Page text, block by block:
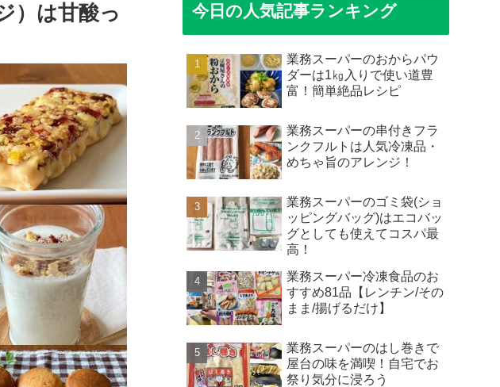
）は甘酸っ
今日の人気記事ランキング
業務スーパーのおからパウ
ダーは1㎏入りで使い道豊
富！簡単絶品レシピ
業務スーパーの串付きフラ
ンクフルトは人気冷凍品・
めちゃ旨のアレンジ！
業務スーパーのゴミ袋(ショ
ッピングバッグ)はエコバッ
グとしても使えてコスパ最
高！
業務スーパー冷凍食品のお
すすめ81品【レンチン/その
まま/揚げるだけ】
業務スーパーのはし巻きで
屋台の味を満喫！自宅でお
祭り気分に浸ろう